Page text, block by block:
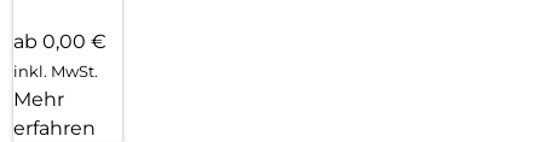
ab 0,00 €
inkl. MwSt.
Mehr
erfahren